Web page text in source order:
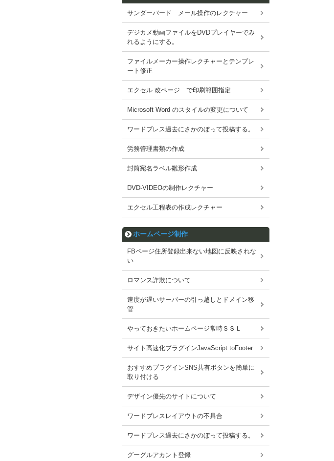
サンダーバード メール操作のレクチャー
デジカメ動画ファイルをDVDプレイヤーでみ
れるようにする。
ファイルメーカー操作レクチャーとテンプレ
ート修正
エクセル 改ページ で印刷範囲指定
Microsoft Word のスタイルの変更について
ワードブレス過去にさかのぼって投稿する。
労務管理書類の作成
封筒宛名ラベル雛形作成
DVD-VIDEOの制作レクチャー
エクセル工程表の作成レクチャー
ホームページ制作
FBページ住所登録出来ない地図に反映されな
い
ロマンス詐欺について
速度が遅いサーバーの引っ越しとドメイン移
管
やっておきたいホームページ常時ＳＳＬ
サイト高速化プラグインJavaScript toFooter
おすすめプラグインSNS共有ボタンを簡単に
取り付ける
デザイン優先のサイトについて
ワードブレスレイアウトの不具合
ワードブレス過去にさかのぼって投稿する。
グーグルアカント登録